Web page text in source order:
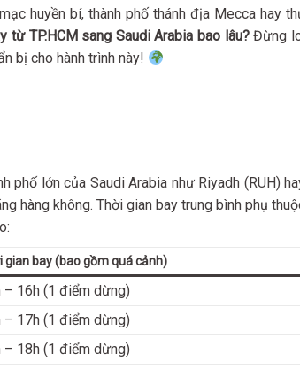
huyền bí, thành phố thánh địa Mecca hay
từ TP.HCM sang Saudi Arabia bao lâu?Đừng
bị cho hành trình này!
phố lớn của Saudi Arabia như Riyadh (RUH)
hàng không. Thời gian bay trung bình phụ
gian bay (bao gồm quá cảnh)
– 16h (1 điểm dừng)
– 17h (1 điểm dừng)
– 18h (1 điểm dừng)